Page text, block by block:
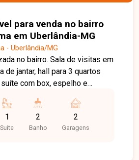
para venda no bairro
em Uberlândia-MG
- Uberlândia/MG
no bairro. Sala de visitas em
de jantar, hall para 3 quartos
com box, espelho e
cozinha montada com armários,
e mesa em granito, ampla
com churrasqueira, armário na
1
Suite
2
Banho
2
Garagens